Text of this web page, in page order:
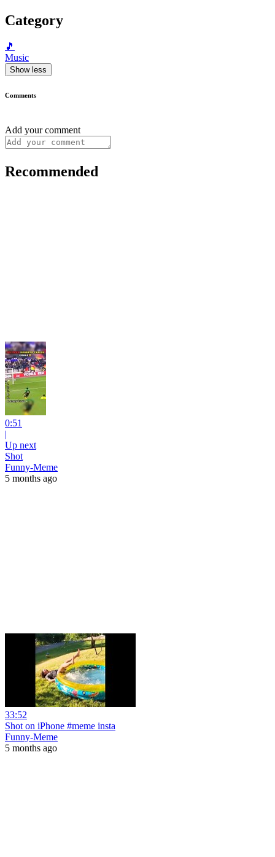
Category
🎵
Music
Show less
Comments
Add your comment
Recommended
0:51
|
Up next
Shot
Funny-Meme
5 months ago
33:52
Shot on iPhone #meme insta
Funny-Meme
5 months ago